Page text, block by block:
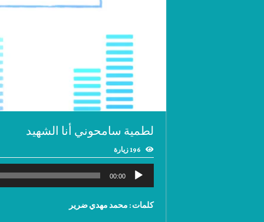
لطمية سامحوني أنا الشهيد
196 زيارة
00:00
كلمات : محمد مهدي ضرير